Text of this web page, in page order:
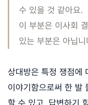
수 있을 것 같아요.
이 부분은 이사회
있는 부분은 아닙니
상대방은 특정 쟁점에
이야기함으로써 한 발
할 수 있고, 답변하기